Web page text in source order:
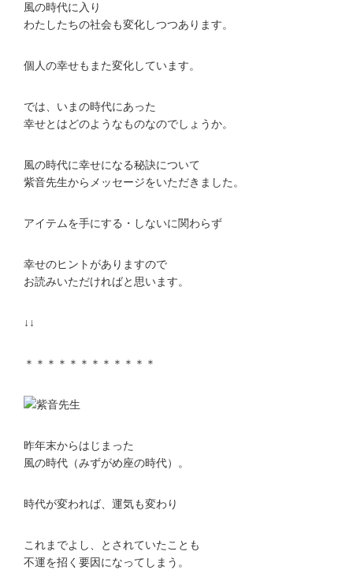
風の時代に入り
わたしたちの社会も変化しつつあります。
個人の幸せもまた変化しています。
では、いまの時代にあった
幸せとはどのようなものなのでしょうか。
風の時代に幸せになる秘訣について
紫音先生からメッセージをいただきました。
アイテムを手にする・しないに関わらず
幸せのヒントがありますので
お読みいただければと思います。
↓↓
＊＊＊＊＊＊＊＊＊＊＊＊
昨年末からはじまった
風の時代（みずがめ座の時代）。
時代が変われば、運気も変わり
これまでよし、とされていたことも
不運を招く要因になってしまう。